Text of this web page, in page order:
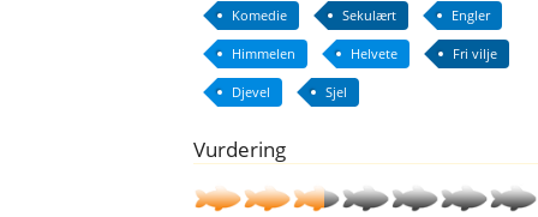
Komedie Sekulært Engler
Himmelen Helvete Fri vilje
Djevel Sjel
Vurdering